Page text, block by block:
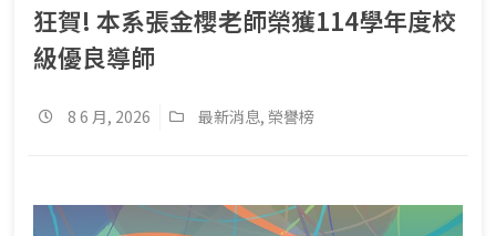
狂賀! 本系張金櫻老師榮獲114學年度校
級優良導師
8 6 月, 2026 最新消息, 榮譽榜